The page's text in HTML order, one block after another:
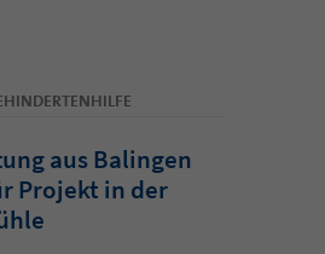
aus Balingen
Projekt in der